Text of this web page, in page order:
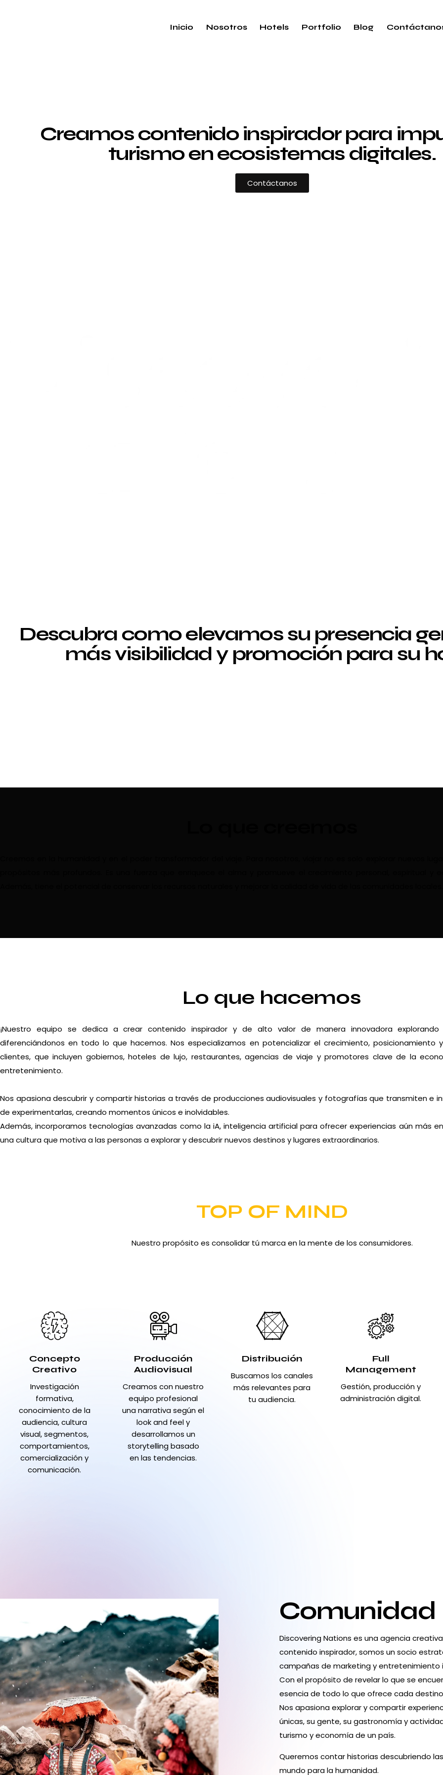
Inicio Nosotros Hotels Portfolio Blog
Creamos contenido inspirador para
turismo en ecosistemas digitales.
Contáctanos
Descubra como elevamos su presencia
más visibilidad y promoción para su
Lo que hacemos
¡Nuestro equipo se dedica a crear contenido inspirador y de alto valor de manera innovadora
diferenciándonos en todo lo que hacemos. Nos especializamos en potencializar el crecimiento, posicionamiento
clientes, que incluyen gobiernos, hoteles de lujo, restaurantes, agencias de viaje y promotores clave de la
entretenimiento.
Nos apasiona descubrir y compartir historias a través de producciones audiovisuales y fotografías que transmiten e
de experimentarlas, creando momentos únicos e inolvidables.
Además, incorporamos tecnologías avanzadas como la iA, inteligencia artificial para ofrecer experiencias aún más
una cultura que motiva a las personas a explorar y descubrir nuevos destinos y lugares extraordinarios.
TOP OF MIND
Nuestro propósito es consolidar tú marca en la mente de los consumidores.
Concepto
Creativo
Investigación
formativa,
conocimiento de la
audiencia, cultura
visual, segmentos,
comportamientos,
comercialización y
comunicación.
Producción
Audiovisual
Creamos con nuestro
equipo profesional
una narrativa según el
look and feel y
desarrollamos un
storytelling basado
en las tendencias.
Distribución
Buscamos los canales
más relevantes para
tu audiencia.
Full
Management
Gestión, producción y
administración digital.
Comunidad
Discovering Nations es una agencia
contenido inspirador, somos un socio
campañas de marketing y entretenimiento
Con el propósito de revelar lo que se
esencia de todo lo que ofrece cada
Nos apasiona explorar y compartir
únicas, su gente, su gastronomía y
turismo y economía de un país.
Queremos contar historias descubriendo
mundo para la humanidad.